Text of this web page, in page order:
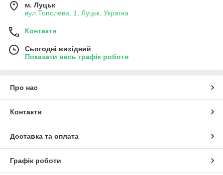
м. Луцьк
вул.Тополева, 1, Луцьк, Україна
Контакти
Сьогодні вихідний
Показати весь графік роботи
Про нас
Контакти
Доставка та оплата
Графік роботи